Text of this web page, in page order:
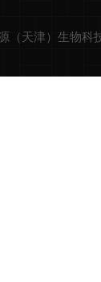
（天津）生物科